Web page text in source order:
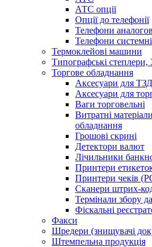
АТС опції
Опції до телефонії
Телефони
Телефони системні
Термоклейові машини
Типографські степлери,
Торгове обладнання
Аксесуари для ТЗД
Аксесуари для
Ваги торговельні
Витратні
обладнання
Грошові скрині
Детектори валют
Лічильники
Принтери
Принтери чеків
Сканери штрих-
Термінали збору
Фіскальні
Факси
Шредери (знищувачі
Штемпельна продукція